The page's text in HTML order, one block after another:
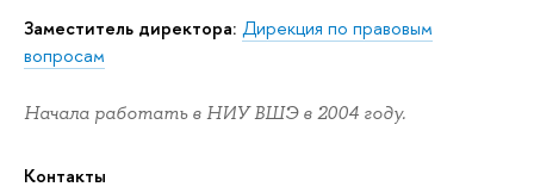
Заместитель директора: Дирекция по правовым
вопросам
Начала работать в НИУ ВШЭ в 2004 году.
Контакты